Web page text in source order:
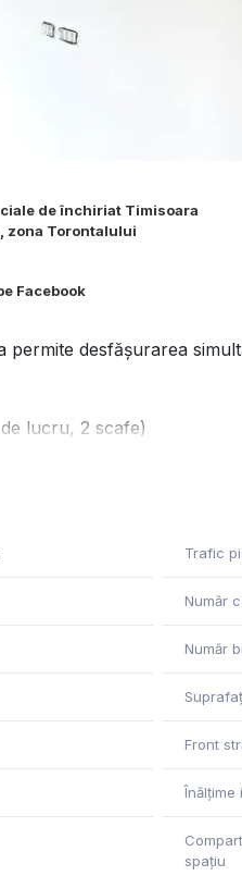
de închiriat Timisoara
zona Torontalului
Facebook
desfășurarea
lucru, 2 scafe)
cu potențial constant
Trafic
Număr
Număr
Front
Înălțime
spațiu